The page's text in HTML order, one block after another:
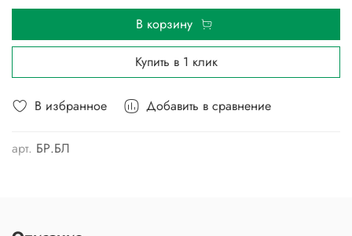
В избранное Добавить в сравнение
арт. БР.БЛ
В корзину
Купить в 1 клик